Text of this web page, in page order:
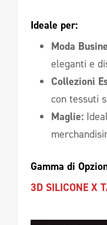
Ideale per:
Moda
eleganti e
Collezioni
con tessuti
Maglie:
Gamma di
3D SILICONE X